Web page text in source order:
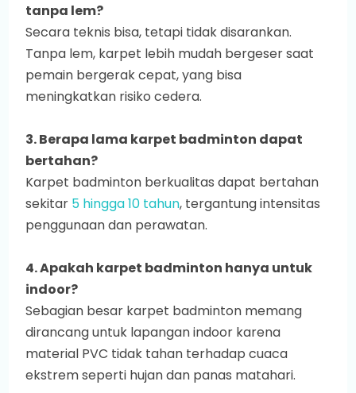
tanpa lem?
Secara teknis bisa, tetapi tidak disarankan.
Tanpa lem, karpet lebih mudah bergeser saat
pemain bergerak cepat, yang bisa
meningkatkan risiko cedera.
3. Berapa lama karpet badminton dapat
bertahan?
Karpet badminton berkualitas dapat bertahan
sekitar 5 hingga 10 tahun, tergantung intensitas
penggunaan dan perawatan.
4. Apakah karpet badminton hanya untuk
indoor?
Sebagian besar karpet badminton memang
dirancang untuk lapangan indoor karena
material PVC tidak tahan terhadap cuaca
ekstrem seperti hujan dan panas matahari.